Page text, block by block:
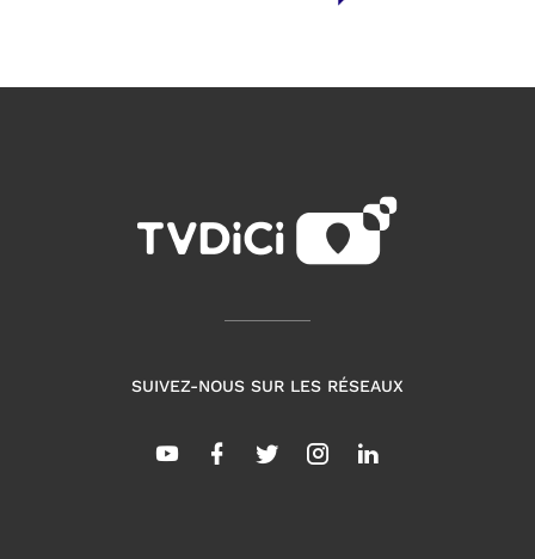
SUIVEZ-NOUS SUR LES RÉSEAUX